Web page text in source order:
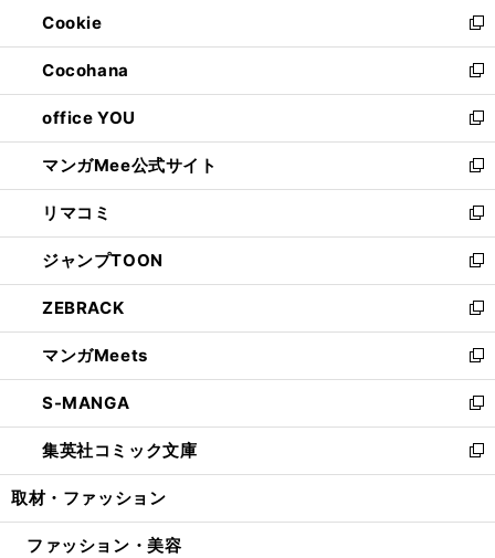
く
で
開
く
ド
ウ
で
開
く
ィ
ン
ド
ウ
で
開
く
Cookie
新
し
い
ウ
ィ
ン
ド
ウ
で
開
く
Cocohana
新
し
い
ウ
ィ
ン
ド
ウ
で
開
く
office YOU
新
し
い
ウ
ィ
ン
ド
ウ
で
開
く
マンガMee公式サイト
新
し
い
ウ
ィ
ン
ド
ウ
で
開
く
リマコミ
新
し
い
ウ
ィ
ン
ド
ウ
で
開
く
ジャンプTOON
新
し
い
ウ
ィ
ン
ド
ウ
で
開
ZEBRACK
新
し
い
ウ
ィ
ン
ド
ウ
開
マンガMeets
新
し
い
ウ
ィ
ン
ウ
S-MANGA
新
し
い
ウ
ン
集英社コミック文庫
新
し
ウ
取材・ファッション
ファッション・美容